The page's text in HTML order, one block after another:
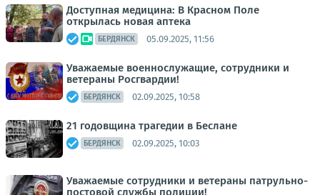
Доступная медицина: В Красном Поле
открылась новая аптека
БЕРДЯНСК 05.09.2025, 11:56
Уважаемые военнослужащие, сотрудники и
ветераны Росгвардии!
БЕРДЯНСК 02.09.2025, 10:58
21 годовщина трагедии в Беслане
БЕРДЯНСК 02.09.2025, 10:03
Уважаемые сотрудники и ветераны патрульно-
постовой службы полиции!